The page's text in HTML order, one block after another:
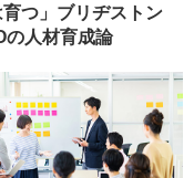
つ」ブリヂストン
の人材育成論